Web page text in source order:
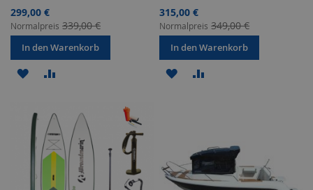
Sonderangebot
299,00 €
Normalpreis 339,00 €
In den Warenkorb
ZUR
HINZUFÜGEN
HINZUFÜGEN
Sonderangebot
315,00 €
Normalpreis 349,00 €
In den Warenkorb
ZUR